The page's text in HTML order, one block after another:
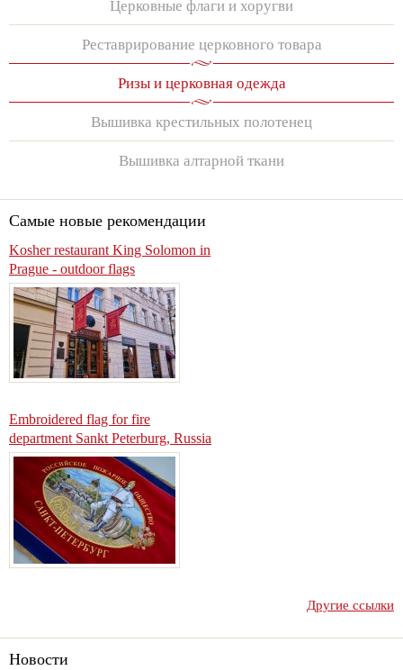
Церковные флаги и хоругви
Реставрирование церковного товара
Ризы и церковная одежда
Вышивка крестильных полотенец
Вышивка алтарной ткани
Самые новые рекомендации
Kosher restaurant King Solomon in
Prague - outdoor flags
Embroidered flag for fire
department Sankt Peterburg, Russia
Другие ссылки
Новости